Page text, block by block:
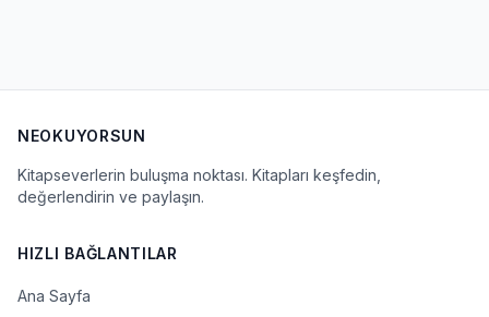
NEOKUYORSUN
Kitapseverlerin buluşma noktası. Kitapları keşfedin,
değerlendirin ve paylaşın.
HIZLI BAĞLANTILAR
Ana Sayfa